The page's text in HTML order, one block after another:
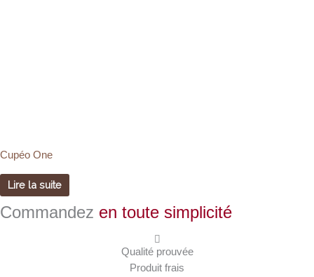
Cupéo One
Lire la suite
Commandez en toute simplicité
Qualité prouvée
Produit frais